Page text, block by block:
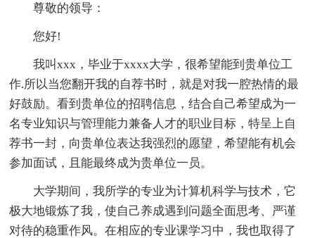
尊敬的领导：
您好!
我叫xxx，毕业于xxxx大学，很希望能到贵单位工
作.所以当您翻开我的自荐书时，就是对我一腔热情的最
好鼓励。看到贵单位的招聘信息，结合自己希望成为一
名专业知识与管理能力兼备人才的职业目标，特呈上自
荐书一封，向贵单位表达我强烈的愿望，希望能有机会
参加面试，且能最终成为贵单位一员。
大学期间，我所学的专业为计算机科学与技术，它
极大地锻炼了我，使自己养成遇到问题全面思考、严谨
对待的稳重作风。在相应的专业课学习中，我也取得了